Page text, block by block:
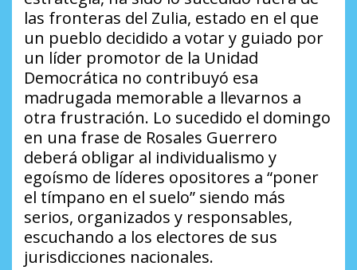
las fronteras del Zulia, estado en el que
un pueblo decidido a votar y guiado por
un líder promotor de la Unidad
Democrática no contribuyó esa
madrugada memorable a llevarnos a
otra frustración. Lo sucedido el domingo
en una frase de Rosales Guerrero
deberá obligar al individualismo y
egoísmo de líderes opositores a “poner
el tímpano en el suelo” siendo más
serios, organizados y responsables,
escuchando a los electores de sus
jurisdicciones nacionales.